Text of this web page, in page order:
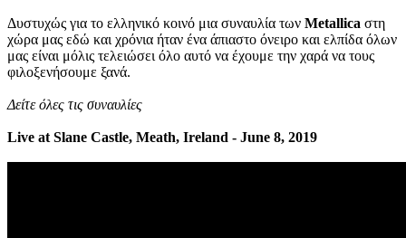
Δυστυχώς για το ελληνικό κοινό μια συναυλία των Metallica στη
χώρα μας εδώ και χρόνια ήταν ένα άπιαστο όνειρο και ελπίδα όλων
μας είναι μόλις τελειώσει όλο αυτό να έχουμε την χαρά να τους
φιλοξενήσουμε ξανά.
Δείτε όλες τις συναυλίες
Live at Slane Castle, Meath, Ireland - June 8, 2019